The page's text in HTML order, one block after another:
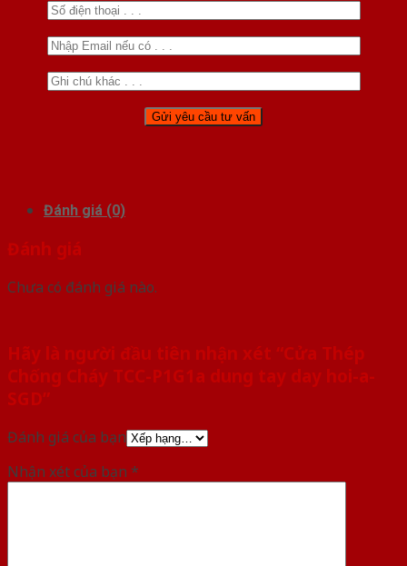
Đánh giá (0)
Đánh giá
Chưa có đánh giá nào.
Hãy là người đầu tiên nhận xét “Cửa Thép
Chống Cháy TCC-P1G1a dung tay day hoi-a-
SGD”
Đánh giá của bạn
Nhận xét của bạn *